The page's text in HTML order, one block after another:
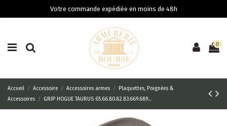
Votre commande expédiée en moins de 48h
0
Accueil Accessoire Accessoires armes
Plaquettes, Poignées &
Accessoires
GRIP HOGUE TAURUS 65.66.80.82.83.669.689...